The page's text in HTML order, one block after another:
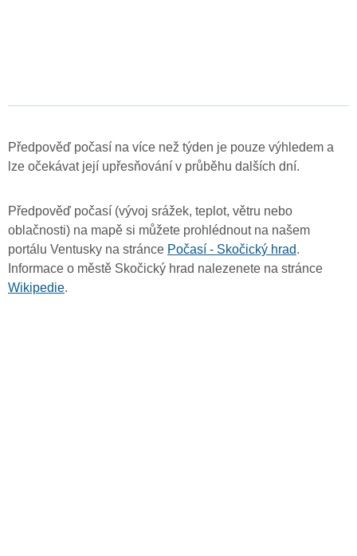
Předpověď počasí na více než týden je pouze výhledem a
lze očekávat její upřesňování v průběhu dalších dní.
Předpověď počasí (vývoj srážek, teplot, větru nebo
oblačnosti) na mapě si můžete prohlédnout na našem
portálu Ventusky na stránce Počasí - Skočický hrad.
Informace o městě Skočický hrad nalezenete na stránce
Wikipedie.